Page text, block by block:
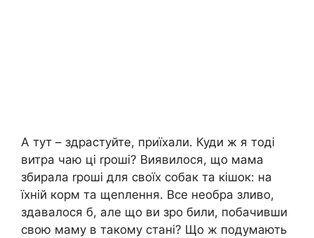
А тут – здрастуйте, приїхали. Куди ж я тоді
витра чаю ці rроші? Виявилося, що мама
збирала rроші для своїх собак та кішок: на
їхній корм та щеnлення. Все необра зливо,
здавалося б, але що ви зро били, побачивши
свою маму в такому стані? Що ж подумають